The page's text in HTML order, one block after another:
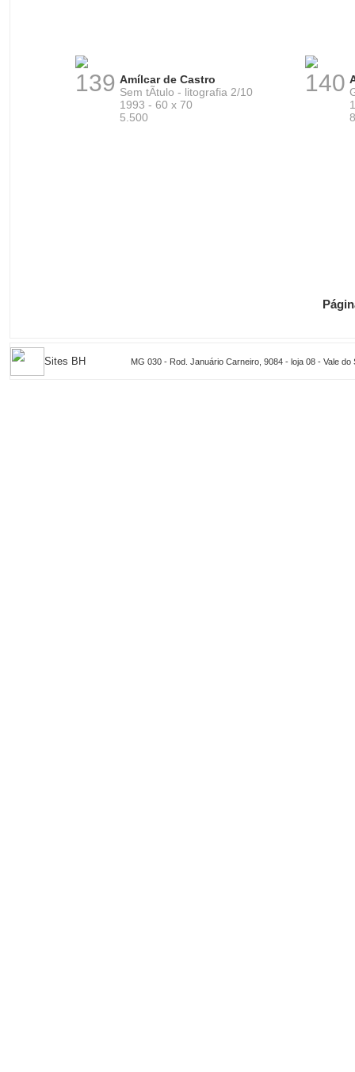
139 Amílcar de Castro
Sem tÃ­tulo - litografia 2/10
1993 - 60 x 70
5.500
140
Sites BH MG 030 - Rod. Januário Carneiro, 9084 - loja 08 - Vale